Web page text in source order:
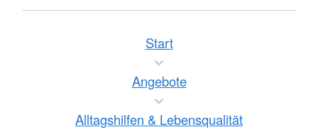
Start
Angebote
Alltagshilfen & Lebensqualität